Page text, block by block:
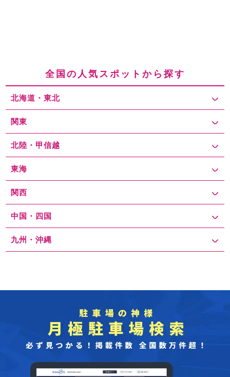
つけることができます。 さらに、少し離れた場所に駐車し、徒歩や
公共交通機関で目的地に向かうことで、混雑を避ける方法もありま
す。これらの対策を組み合わせて、快適な厚木駅周辺の訪問をお楽
しみください。
全国の人気スポットから探す
北海道・東北
関東
北陸・甲信越
東海
関西
中国・四国
九州・沖縄